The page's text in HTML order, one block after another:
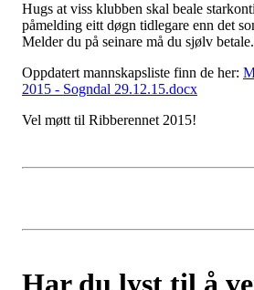
Hugs at viss klubben skal beale
påmelding eitt døgn tidlegare enn det
Melder du på seinare må du sjølv betale.
Oppdatert mannskapsliste finn de her:
2015 - Sogndal 29.12.15.docx
Vel møtt til Ribberennet 2015!